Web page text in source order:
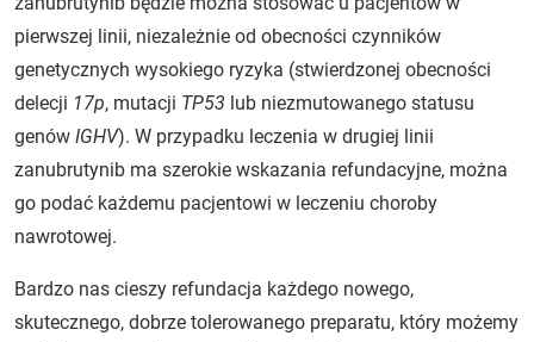
pierwszej linii, niezależnie od obecności czynników
genetycznych wysokiego ryzyka (stwierdzonej obecności
delecji 17p, mutacji TP53 lub niezmutowanego statusu
genów IGHV). W przypadku leczenia w drugiej linii
zanubrutynib ma szerokie wskazania refundacyjne, można
go podać każdemu pacjentowi w leczeniu choroby
nawrotowej.
Bardzo nas cieszy refundacja każdego nowego,
skutecznego, dobrze tolerowanego preparatu, który możemy